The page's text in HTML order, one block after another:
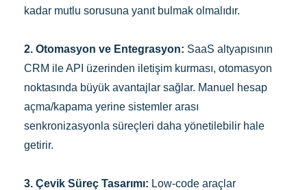
kadar mutlu sorusuna yanıt bulmak olmalıdır.
2. Otomasyon ve Entegrasyon: SaaS altyapısının
CRM ile API üzerinden iletişim kurması, otomasyon
noktasında büyük avantajlar sağlar. Manuel hesap
açma/kapama yerine sistemler arası
senkronizasyonla süreçleri daha yönetilebilir hale
getirir.
3. Çevik Süreç Tasarımı: Low-code araçlar